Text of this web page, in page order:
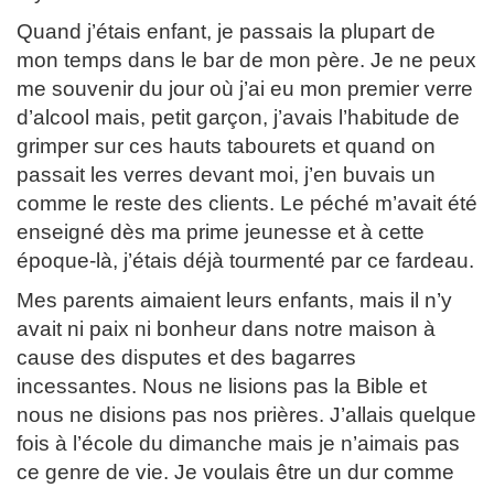
Quand j’étais enfant, je passais la plupart de
mon temps dans le bar de mon père. Je ne peux
me souvenir du jour où j’ai eu mon premier verre
d’alcool mais, petit garçon, j’avais l’habitude de
grimper sur ces hauts tabourets et quand on
passait les verres devant moi, j’en buvais un
comme le reste des clients. Le péché m’avait été
enseigné dès ma prime jeunesse et à cette
époque-là, j’étais déjà tourmenté par ce fardeau.
Mes parents aimaient leurs enfants, mais il n’y
avait ni paix ni bonheur dans notre maison à
cause des disputes et des bagarres
incessantes. Nous ne lisions pas la Bible et
nous ne disions pas nos prières. J’allais quelque
fois à l’école du dimanche mais je n’aimais pas
ce genre de vie. Je voulais être un dur comme